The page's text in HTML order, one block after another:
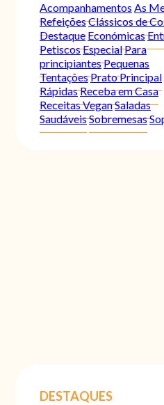
Acompanhamentos As
RefeiçõesClássicos de
Destaque Económicas
PetiscosEspecialPara
principiantesPequenas
TentaçõesPrato Principal
RápidasReceba em Casa
Receitas VeganSaladas
SaudáveisSobremesas
DESTAQUES